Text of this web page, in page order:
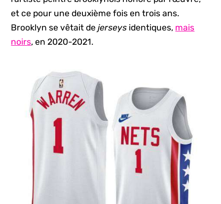
et ce pour une deuxième fois en trois ans.
Brooklyn se vêtait dejerseys identiques, mais
noirs, en 2020-2021.